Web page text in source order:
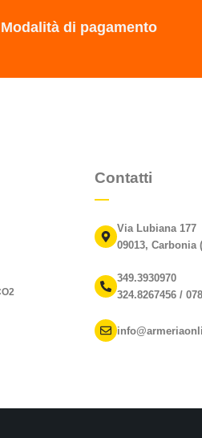
Modalità di pagamento
Contatti
Via Lubiana 177
09013, Carbonia
349.3930970
324.8267456 /